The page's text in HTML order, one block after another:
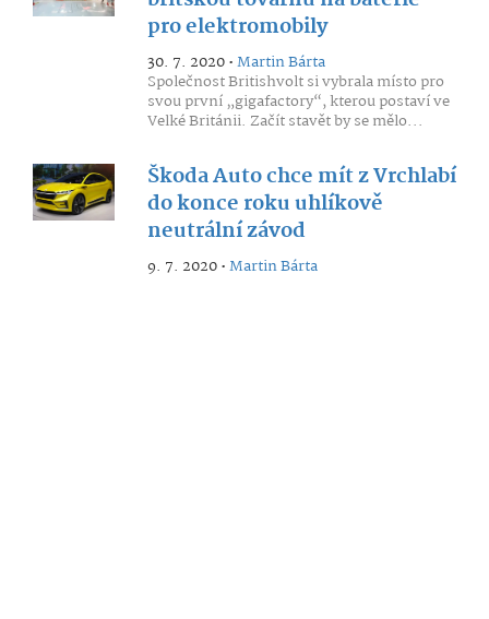
pro elektromobily
30. 7. 2020 •Martin Bárta
Společnost Britishvolt si vybrala místo pro
svou první „gigafactory“, kterou postaví ve
Velké Británii. Začít stavět by se mělo...
Škoda Auto chce mít z Vrchlabí
do konce roku uhlíkově
neutrální závod
9. 7. 2020 •Martin Bárta